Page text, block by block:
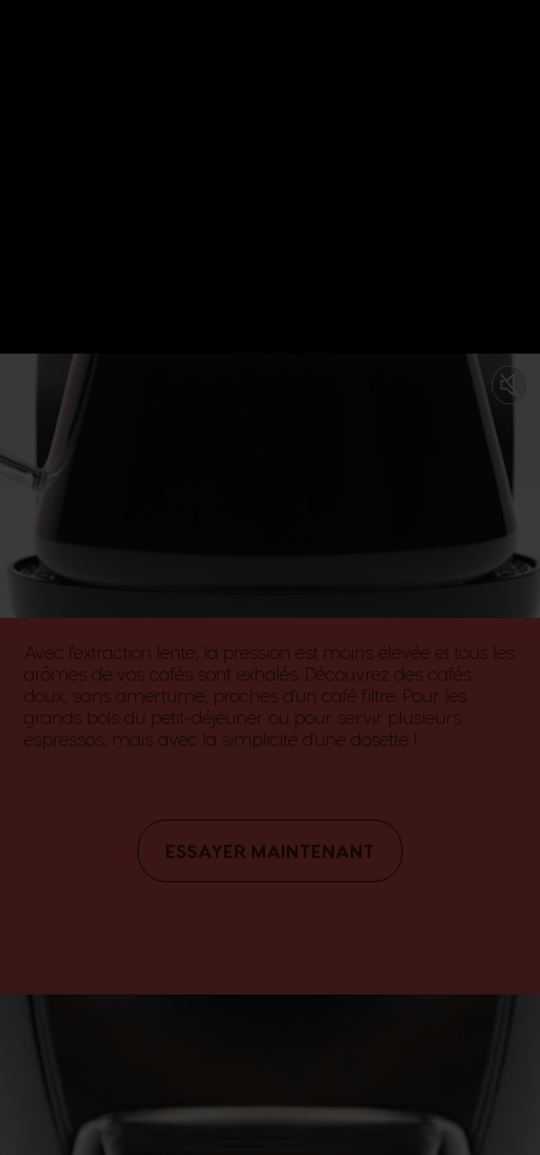
SlowBrew™ pour des arômes
exhalés​
Avec l'extraction lente, la pression est moins élevée et tous les
arômes de vos cafés sont exhalés. Découvrez des cafés
doux, sans amertume, proches d'un café filtre. Pour les
grands bols du petit-déjeuner ou pour servir plusieurs
espressos, mais avec la simplicité d'une dosette !
ESSAYER MAINTENANT